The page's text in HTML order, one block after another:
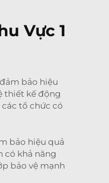
Vực 1
bảo hiệu
thiết kế động
tổ chức có
bảo hiệu quả
có khả năng
bảo vệ mạnh